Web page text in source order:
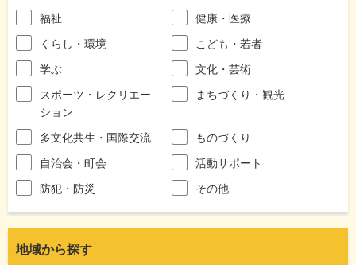
福祉
健康・医療
くらし・環境
こども・若者
学ぶ
文化・芸術
スポーツ・レクリエー
ション
まちづくり・観光
多文化共生・国際交流
ものづくり
自治会・町会
活動サポート
防犯・防災
その他
地域から探す